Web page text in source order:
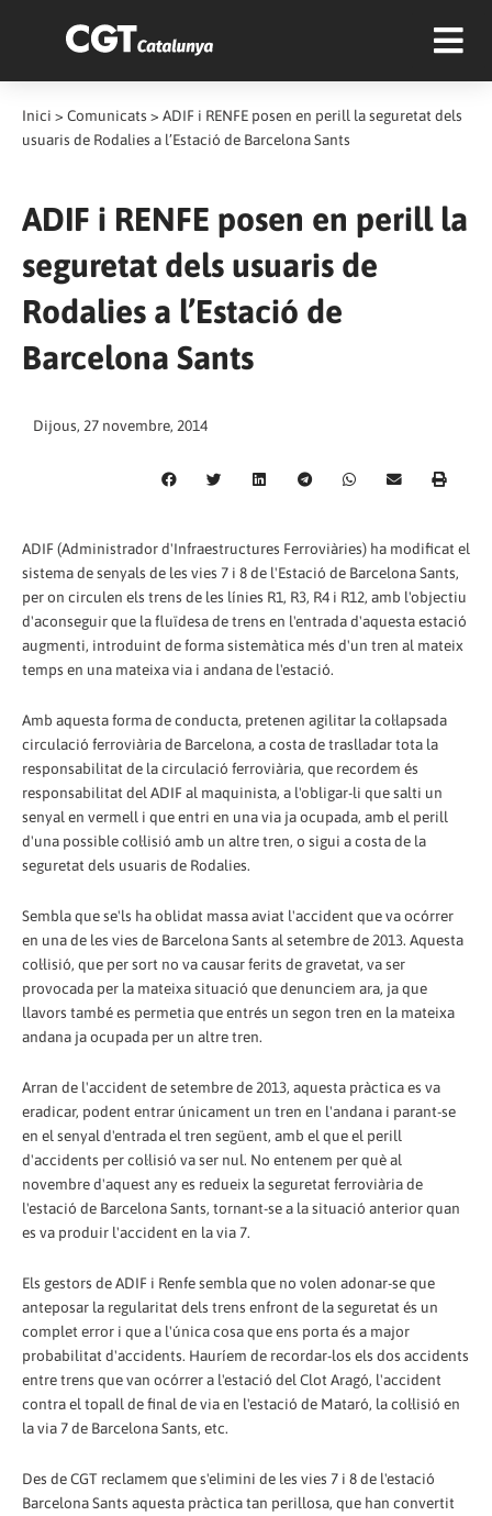
Inici > Comunicats > ADIF i RENFE posen en perill la seguretat dels
usuaris de Rodalies a l’Estació de Barcelona Sants
ADIF i RENFE posen en perill la
seguretat dels usuaris de
Rodalies a l’Estació de
Barcelona Sants
Dijous, 27 novembre, 2014
ADIF (Administrador d'Infraestructures Ferroviàries) ha modificat el
sistema de senyals de les vies 7 i 8 de l'Estació de Barcelona Sants,
per on circulen els trens de les línies R1, R3, R4 i R12, amb l'objectiu
d'aconseguir que la fluïdesa de trens en l'entrada d'aquesta estació
augmenti, introduint de forma sistemàtica més d'un tren al mateix
temps en una mateixa via i andana de l'estació.
Amb aquesta forma de conducta, pretenen agilitar la col·lapsada
circulació ferroviària de Barcelona, a costa de traslladar tota la
responsabilitat de la circulació ferroviària, que recordem és
responsabilitat del ADIF al maquinista, a l'obligar-li que salti un
senyal en vermell i que entri en una via ja ocupada, amb el perill
d'una possible col·lisió amb un altre tren, o sigui a costa de la
seguretat dels usuaris de Rodalies.
Sembla que se'ls ha oblidat massa aviat l'accident que va ocórrer
en una de les vies de Barcelona Sants al setembre de 2013. Aquesta
col·lisió, que per sort no va causar ferits de gravetat, va ser
provocada per la mateixa situació que denunciem ara, ja que
llavors també es permetia que entrés un segon tren en la mateixa
andana ja ocupada per un altre tren.
Arran de l'accident de setembre de 2013, aquesta pràctica es va
eradicar, podent entrar únicament un tren en l'andana i parant-se
en el senyal d'entrada el tren següent, amb el que el perill
d'accidents per col·lisió va ser nul. No entenem per què al
novembre d'aquest any es redueix la seguretat ferroviària de
l'estació de Barcelona Sants, tornant-se a la situació anterior quan
es va produir l'accident en la via 7.
Els gestors de ADIF i Renfe sembla que no volen adonar-se que
anteposar la regularitat dels trens enfront de la seguretat és un
complet error i que a l'única cosa que ens porta és a major
probabilitat d'accidents. Hauríem de recordar-los els dos accidents
entre trens que van ocórrer a l'estació del Clot Aragó, l'accident
contra el topall de final de via en l'estació de Mataró, la col·lisió en
la via 7 de Barcelona Sants, etc.
Des de CGT reclamem que s'elimini de les vies 7 i 8 de l'estació
Barcelona Sants aquesta pràctica tan perillosa, que han convertit